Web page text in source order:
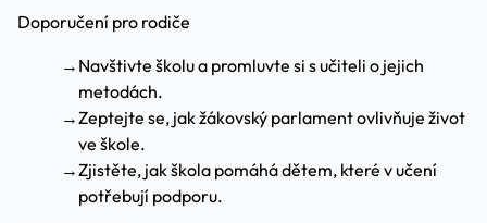
Doporučení pro rodiče
→ Navštivte školu a promluvte si s učiteli o jejich
metodách.
→Zeptejte se, jak žákovský parlament ovlivňuje život
ve škole.
→Zjistěte, jak škola pomáhá dětem, které v učení
potřebují podporu.